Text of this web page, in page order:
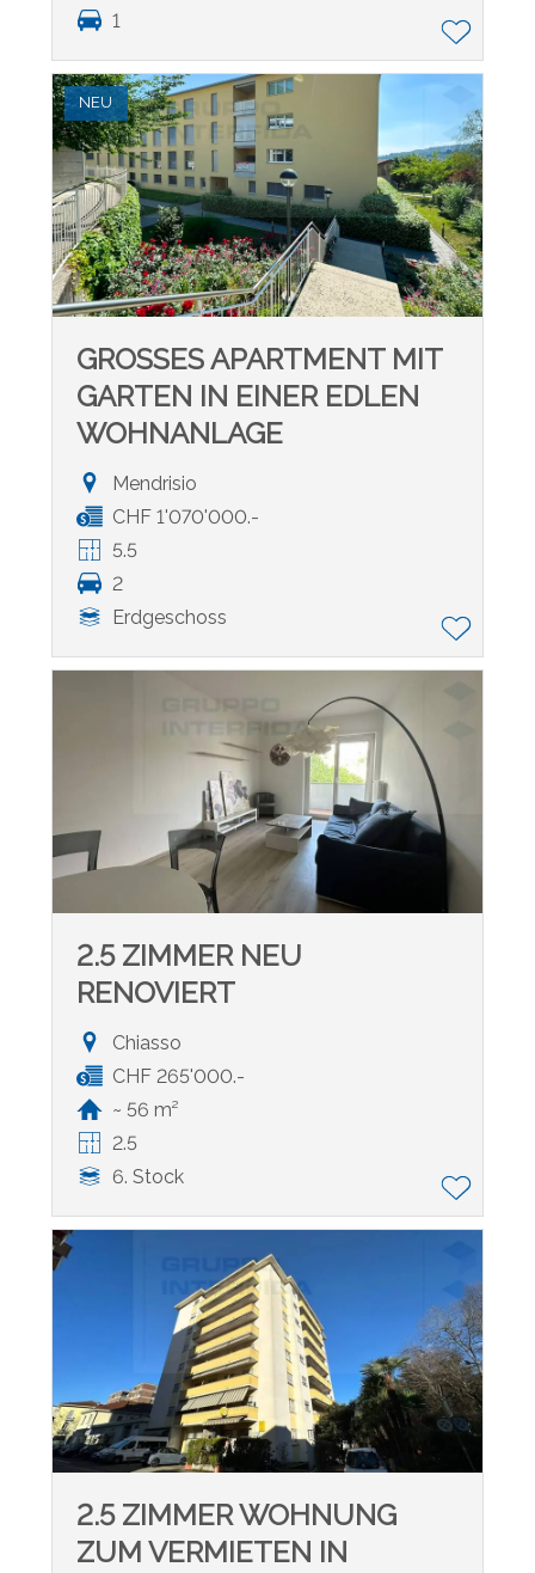
1
NEU
GROSSES APARTMENT MIT
GARTEN IN EINER EDLEN
WOHNANLAGE
Mendrisio
CHF 1'070'000.-
5.5
2
Erdgeschoss
2.5 ZIMMER NEU
RENOVIERT
Chiasso
CHF 265'000.-
~ 56 m²
2.5
6. Stock
2.5 ZIMMER WOHNUNG
ZUM VERMIETEN IN